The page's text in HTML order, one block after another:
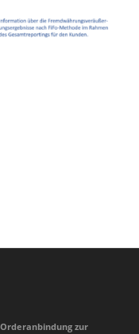
zur